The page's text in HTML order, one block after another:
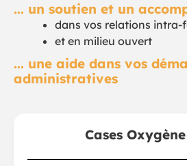
... un soutien et un
dans vos relations intra-
et en milieu ouvert
... une aide dans vos
administratives
Cases Oxygène